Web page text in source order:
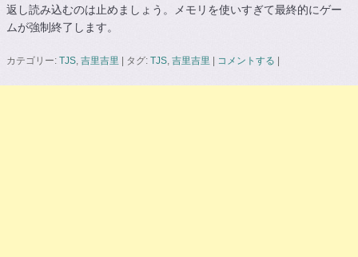
返し読み込むのは止めましょう。メモリを使いすぎて最終的にゲー
ムが強制終了します。
カテゴリー: TJS, 吉里吉里 タグ: TJS, 吉里吉里 コメントする